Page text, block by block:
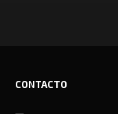
CONTACTO